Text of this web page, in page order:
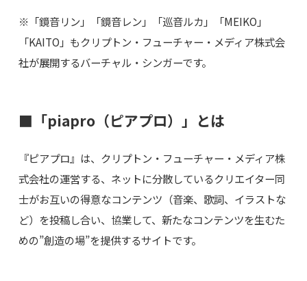
※「鏡音リン」「鏡音レン」「巡音ルカ」「MEIKO」
「KAITO」もクリプトン・フューチャー・メディア株式会
社が展開するバーチャル・シンガーです。
■「piapro（ピアプロ）」とは
『ピアプロ』は、クリプトン・フューチャー・メディア株
式会社の運営する、ネットに分散しているクリエイター同
士がお互いの得意なコンテンツ（音楽、歌詞、イラストな
ど）を投稿し合い、協業して、新たなコンテンツを生むた
めの”創造の場”を提供するサイトです。